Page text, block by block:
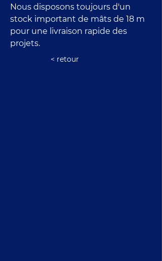
Nous disposons toujours d'un
stock important de mâts de 18 m
pour une livraison rapide des
projets.
< retour